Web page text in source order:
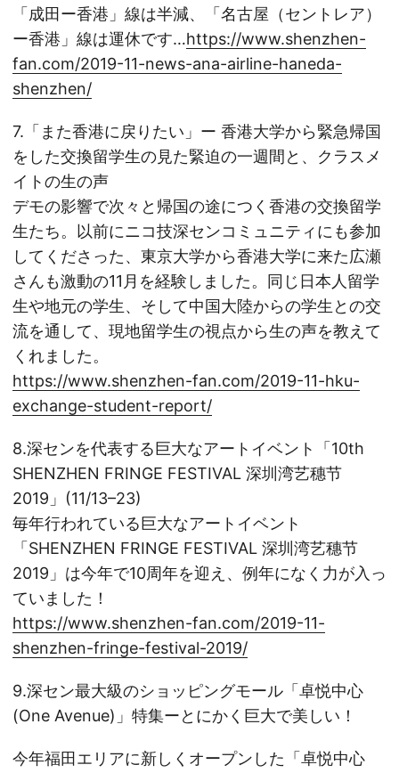
「成田ー香港」線は半減、「名古屋（セントレア）
ー香港」線は運休です…https://www.shenzhen-
fan.com/2019-11-news-ana-airline-haneda-
shenzhen/
7.「また香港に戻りたい」ー 香港大学から緊急帰国
をした交換留学生の見た緊迫の一週間と、クラスメ
イトの生の声
デモの影響で次々と帰国の途につく香港の交換留学
生たち。以前にニコ技深センコミュニティにも参加
してくださった、東京大学から香港大学に来た広瀬
さんも激動の11月を経験しました。同じ日本人留学
生や地元の学生、そして中国大陸からの学生との交
流を通して、現地留学生の視点から生の声を教えて
くれました。
https://www.shenzhen-fan.com/2019-11-hku-
exchange-student-report/
8.深センを代表する巨大なアートイベント「10th
SHENZHEN FRINGE FESTIVAL 深圳湾艺穗节
2019」(11/13–23)
毎年行われている巨大なアートイベント
「SHENZHEN FRINGE FESTIVAL 深圳湾艺穗节
2019」は今年で10周年を迎え、例年になく力が入っ
ていました！
https://www.shenzhen-fan.com/2019-11-
shenzhen-fringe-festival-2019/
9.深セン最大級のショッピングモール「卓悦中心
(One Avenue)」特集ーとにかく巨大で美しい！
今年福田エリアに新しくオープンした「卓悦中心